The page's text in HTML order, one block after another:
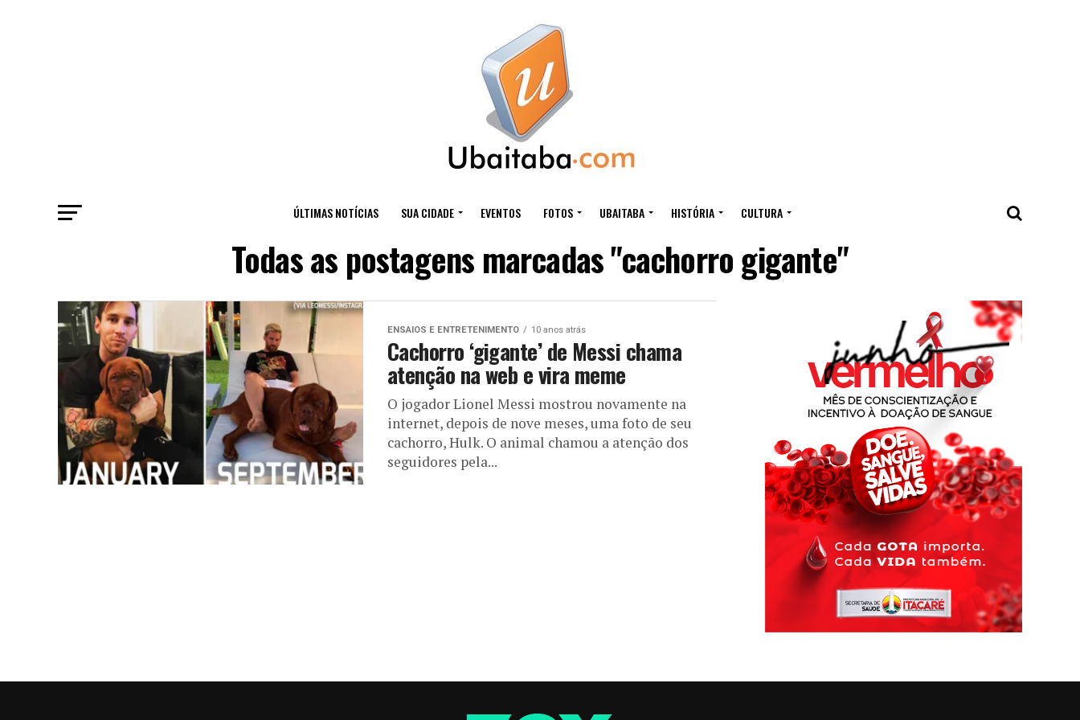
ÚLTIMAS NOTÍCIAS SUA CIDADE EVENTOS FOTOS UBAITABA HISTÓRIA CULTURA
Todas as postagens marcadas "cachorro gigante"
ENSAIOS E ENTRETENIMENTO 10 anos atrás
Cachorro ‘gigante’ de Messi chama
atenção na web e vira meme
O jogador Lionel Messi mostrou novamente na
internet, depois de nove meses, uma foto de seu
cachorro, Hulk. O animal chamou a atenção dos
seguidores pela...